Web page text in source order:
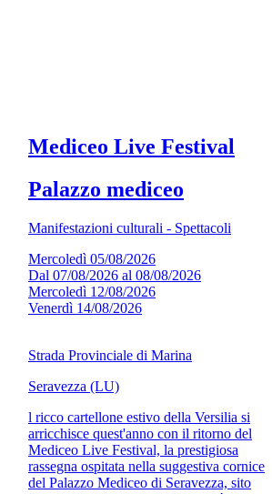
Mediceo Live Festival
Palazzo mediceo
Manifestazioni culturali - Spettacoli
Mercoledì 05/08/2026
Dal 07/08/2026 al 08/08/2026
Mercoledì 12/08/2026
Venerdì 14/08/2026
Strada Provinciale di Marina
Seravezza (LU)
l ricco cartellone estivo della Versilia si
arricchisce quest'anno con il ritorno del
Mediceo Live Festival, la prestigiosa
rassegna ospitata nella suggestiva cornice
del Palazzo Mediceo di Seravezza, sito